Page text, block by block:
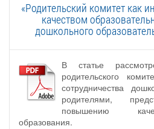
«Родительский комитет как
качеством
дошкольного
В статье
родительского
сотрудничества
родителями,
повышению
образования.